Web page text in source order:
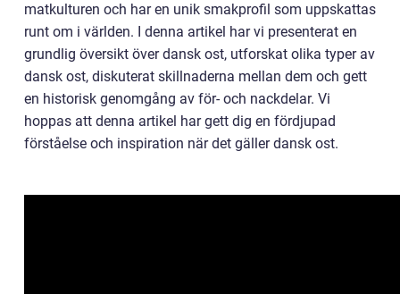
matkulturen och har en unik smakprofil som uppskattas
runt om i världen. I denna artikel har vi presenterat en
grundlig översikt över dansk ost, utforskat olika typer av
dansk ost, diskuterat skillnaderna mellan dem och gett
en historisk genomgång av för- och nackdelar. Vi
hoppas att denna artikel har gett dig en fördjupad
förståelse och inspiration när det gäller dansk ost.